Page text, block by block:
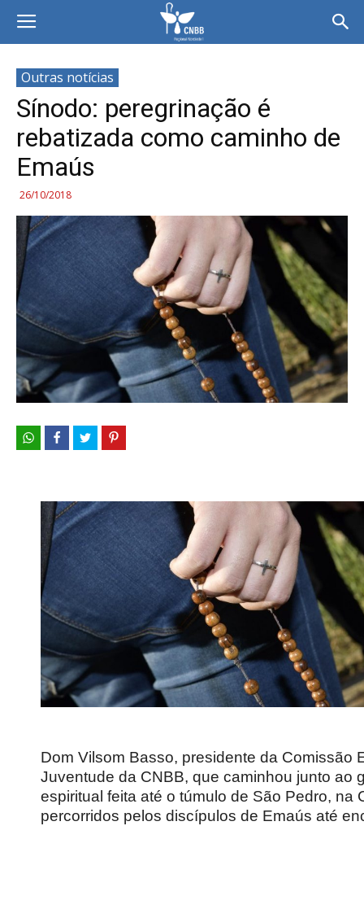
Outras notícias
Sínodo: peregrinação é
rebatizada como caminho de
Emaús
26/10/2018
Dom Vilsom Basso, presidente da Comissão
Juventude da CNBB, que caminhou junto ao
espiritual feita até o túmulo de São Pedro, na
percorridos pelos discípulos de Emaús até